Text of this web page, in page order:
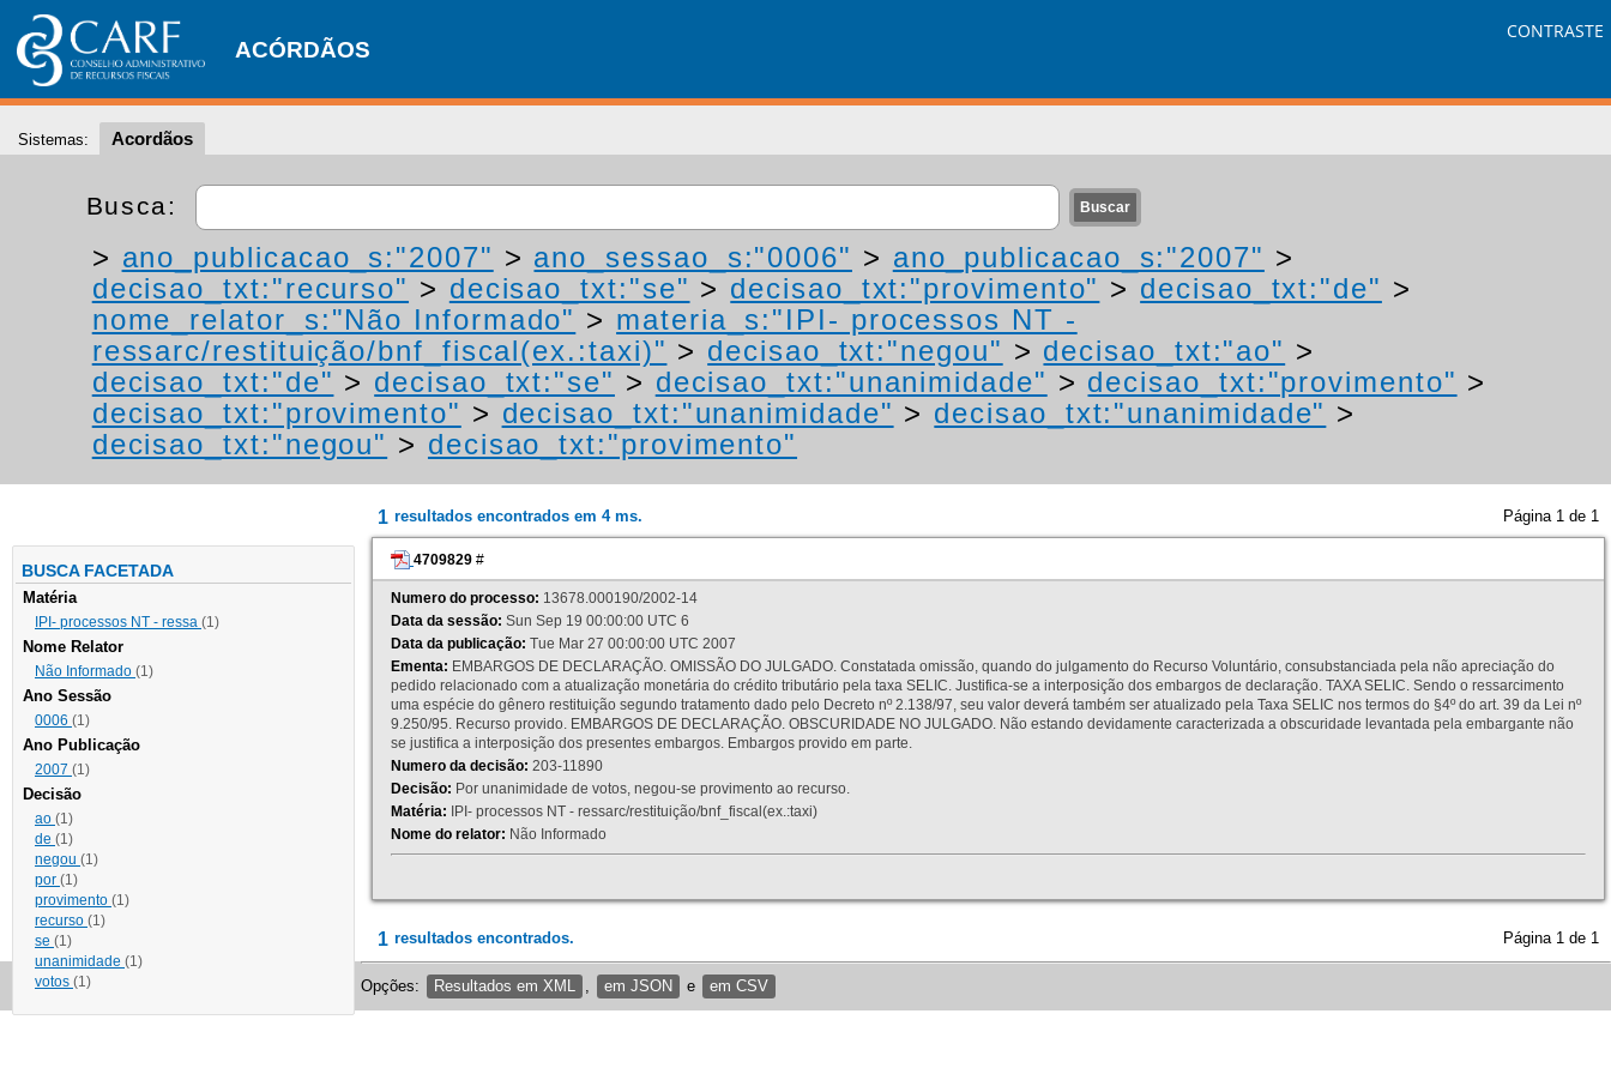
ACÓRDÃOS
CONTRASTE
Sistemas: Acordãos
Busca:
> ano_publicacao_s:"2007" > ano_sessao_s:"0006" > ano_publicacao_s:"2007" >
decisao_txt:"recurso" > decisao_txt:"se" > decisao_txt:"provimento" > decisao_txt:"de" >
nome_relator_s:"Não Informado" > materia_s:"IPI- processos NT -
ressarc/restituição/bnf_fiscal(ex.:taxi)" > decisao_txt:"negou" > decisao_txt:"ao" >
decisao_txt:"de" > decisao_txt:"se" > decisao_txt:"unanimidade" > decisao_txt:"provimento" >
decisao_txt:"provimento" > decisao_txt:"unanimidade" > decisao_txt:"unanimidade" >
decisao_txt:"negou" > decisao_txt:"provimento"
BUSCA FACETADA
Matéria
IPI- processos NT - ressa (1)
Nome Relator
Não Informado (1)
Ano Sessão
0006 (1)
Ano Publicação
2007 (1)
Decisão
ao (1)
de (1)
negou (1)
por (1)
provimento (1)
recurso (1)
se (1)
unanimidade (1)
votos (1)
1 resultados encontrados em 4 ms. Página 1 de 1
4709829 #
Numero do processo: 13678.000190/2002-14
Data da sessão: Sun Sep 19 00:00:00 UTC 6
Data da publicação: Tue Mar 27 00:00:00 UTC 2007
Ementa: EMBARGOS DE DECLARAÇÃO. OMISSÃO DO JULGADO. Constatada omissão, quando do julgamento do Recurso Voluntário, consubstanciada pela não apreciação do
pedido relacionado com a atualização monetária do crédito tributário pela taxa SELIC. Justifica-se a interposição dos embargos de declaração. TAXA SELIC. Sendo o ressarcimento
uma espécie do gênero restituição segundo tratamento dado pelo Decreto nº 2.138/97, seu valor deverá também ser atualizado pela Taxa SELIC nos termos do §4º do art. 39 da Lei nº
9.250/95. Recurso provido. EMBARGOS DE DECLARAÇÃO. OBSCURIDADE NO JULGADO. Não estando devidamente caracterizada a obscuridade levantada pela embargante não
se justifica a interposição dos presentes embargos. Embargos provido em parte.
Numero da decisão: 203-11890
Decisão: Por unanimidade de votos, negou-se provimento ao recurso.
Matéria: IPI- processos NT - ressarc/restituição/bnf_fiscal(ex.:taxi)
Nome do relator: Não Informado
1 resultados encontrados. Página 1 de 1
Opções: Resultados em XML em JSON e em CSV